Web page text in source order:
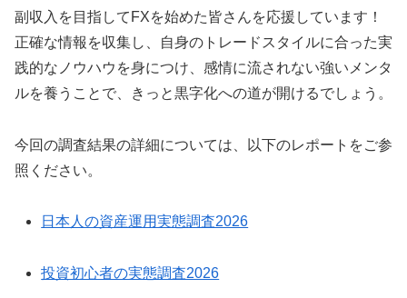
副収入を目指してFXを始めた皆さんを応援しています！
正確な情報を収集し、自身のトレードスタイルに合った実
践的なノウハウを身につけ、感情に流されない強いメンタ
ルを養うことで、きっと黒字化への道が開けるでしょう。
今回の調査結果の詳細については、以下のレポートをご参
照ください。
日本人の資産運用実態調査2026
投資初心者の実態調査2026